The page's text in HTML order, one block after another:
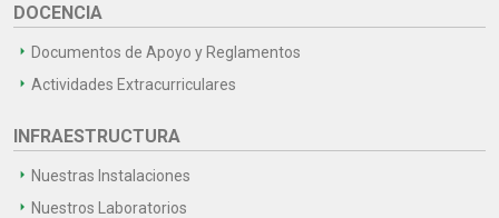
DOCENCIA
Documentos de Apoyo y Reglamentos
Actividades Extracurriculares
INFRAESTRUCTURA
Nuestras Instalaciones
Nuestros Laboratorios